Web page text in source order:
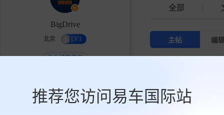
推荐您访问易车国际站
BigDrive
北京 LV3
个人机构作者
15.7万
获赞
0
关注
10.3万
粉丝
全部
主帖 编